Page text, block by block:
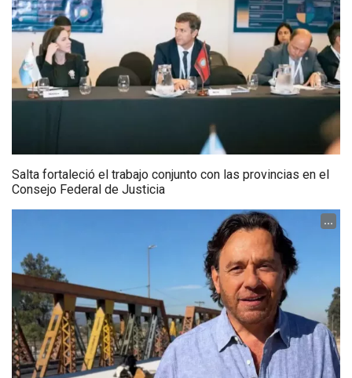
Salta fortaleció el trabajo conjunto con las provincias en el
Consejo Federal de Justicia
...